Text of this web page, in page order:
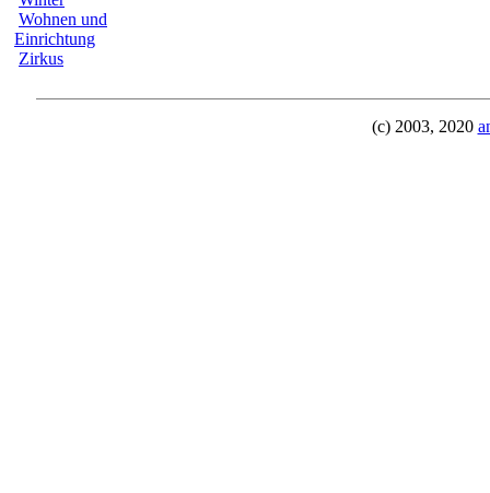
Wohnen und
Einrichtung
Zirkus
(c) 2003, 2020